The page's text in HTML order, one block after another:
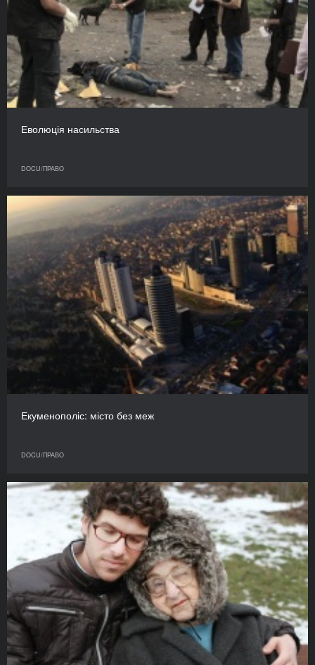
Еволюція насильства
DOCU/ПРАВО
Екуменополіс: місто без меж
DOCU/ПРАВО